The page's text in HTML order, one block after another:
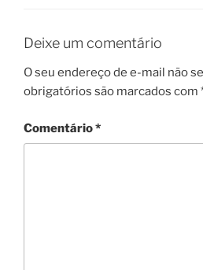
Deixe um comentário
O seu endereço de e-mail não
obrigatórios são marcados com
Comentário*